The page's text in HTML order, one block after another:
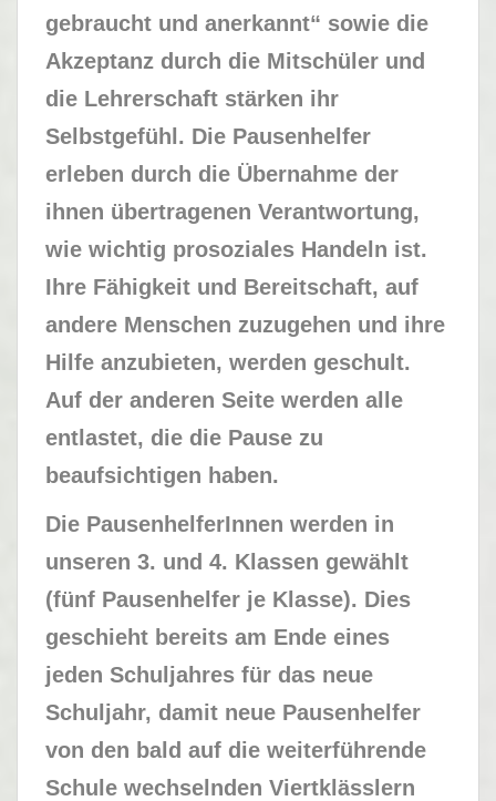
gebraucht und anerkannt“ sowie die
Akzeptanz durch die Mitschüler und
die Lehrerschaft stärken ihr
Selbstgefühl. Die Pausenhelfer
erleben durch die Übernahme der
ihnen übertragenen Verantwortung,
wie wichtig prosoziales Handeln ist.
Ihre Fähigkeit und Bereitschaft, auf
andere Menschen zuzugehen und ihre
Hilfe anzubieten, werden geschult.
Auf der anderen Seite werden alle
entlastet, die die Pause zu
beaufsichtigen haben.
Die PausenhelferInnen werden in
unseren 3. und 4. Klassen gewählt
(fünf Pausenhelfer je Klasse). Dies
geschieht bereits am Ende eines
jeden Schuljahres für das neue
Schuljahr, damit neue Pausenhelfer
von den bald auf die weiterführende
Schule wechselnden Viertklässlern